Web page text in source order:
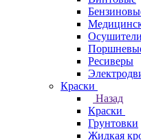
Осушители
Ресиверы
Краски
Назад
Краски
Грунтовки
Жидкая